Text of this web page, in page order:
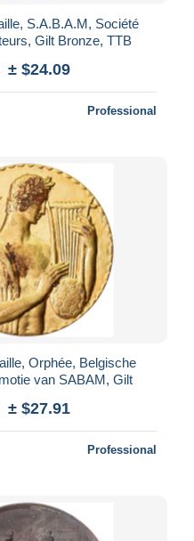
S.A.B.A.M, Société
Gilt Bronze, TTB
± $24.09
Professional
Orphée, Belgische
van SABAM, Gilt
± $27.91
Professional